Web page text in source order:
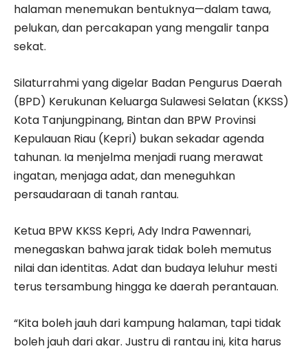
halaman menemukan bentuknya—dalam tawa,
pelukan, dan percakapan yang mengalir tanpa
sekat.
Silaturrahmi yang digelar Badan Pengurus Daerah
(BPD) Kerukunan Keluarga Sulawesi Selatan (KKSS)
Kota Tanjungpinang, Bintan dan BPW Provinsi
Kepulauan Riau (Kepri) bukan sekadar agenda
tahunan. Ia menjelma menjadi ruang merawat
ingatan, menjaga adat, dan meneguhkan
persaudaraan di tanah rantau.
Ketua BPW KKSS Kepri, Ady Indra Pawennari,
menegaskan bahwa jarak tidak boleh memutus
nilai dan identitas. Adat dan budaya leluhur mesti
terus tersambung hingga ke daerah perantauan.
“Kita boleh jauh dari kampung halaman, tapi tidak
boleh jauh dari akar. Justru di rantau ini, kita harus